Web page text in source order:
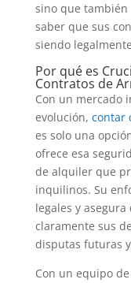
sino que
saber que sus
siendo
Por qué es
Contratos de
Con un mercado
evolución, contar
es solo una
ofrece esa
de alquiler que
inquilinos. Su
legales y
claramente sus
disputas futuras
Con un equipo